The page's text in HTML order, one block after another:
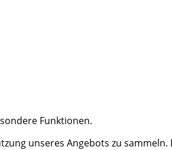
Funktionen.
unseres Angebots zu